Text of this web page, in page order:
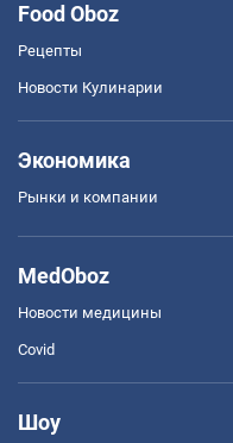
Food Oboz
Рецепты
Новости Кулинарии
Экономика
Рынки и компании
MedOboz
Новости медицины
Covid
Шоу